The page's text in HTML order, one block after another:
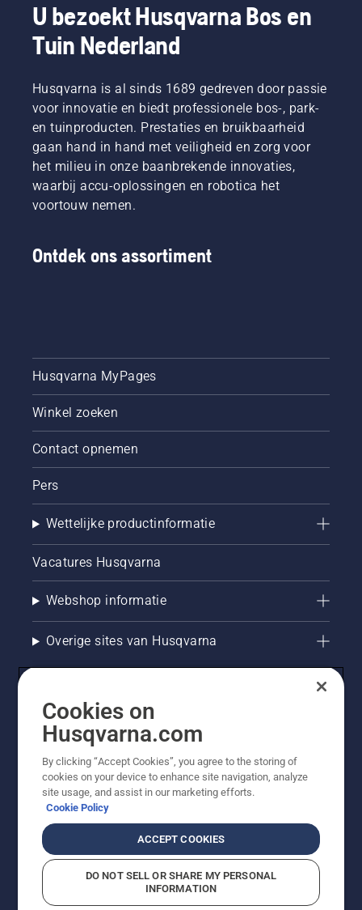
U bezoekt Husqvarna Bos en
Tuin Nederland
Husqvarna is al sinds 1689 gedreven door passie
voor innovatie en biedt professionele bos-, park-
en tuinproducten. Prestaties en bruikbaarheid
gaan hand in hand met veiligheid en zorg voor
het milieu in onze baanbrekende innovaties,
waarbij accu-oplossingen en robotica het
voortouw nemen.
Ontdek ons assortiment
Husqvarna MyPages
Winkel zoeken
Contact opnemen
Pers
Wettelijke productinformatie
Vacatures Husqvarna
Webshop informatie
Overige sites van Husqvarna
© Husqvarna AB (publ). Alle rechten voorbehouden. De
getoonde prijzen zijn consumentenadviesprijzen. Alle
vermelde prijzen zijn adviesverkoopprijzen (incl. BTW),
tenzij het product beschikbaar is voor directe aankoop.
CookiebeleidGebruiksvoorwaarden Privacyverklaring
BedrijfsgegevensReport Suspected Violations
Cookies on
Husqvarna.com
By clicking “Accept Cookies”, you agree to the storing of
cookies on your device to enhance site navigation, analyze
site usage, and assist in our marketing efforts.
Cookie Policy
ACCEPT COOKIES
DO NOT SELL OR SHARE MY PERSONAL
INFORMATION